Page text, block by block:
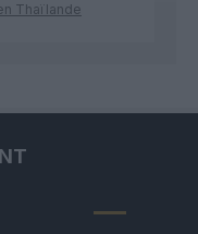
Thaïlande